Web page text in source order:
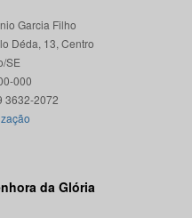
Garcia Filho
Déda, 13, Centro
SE
000
da Glória